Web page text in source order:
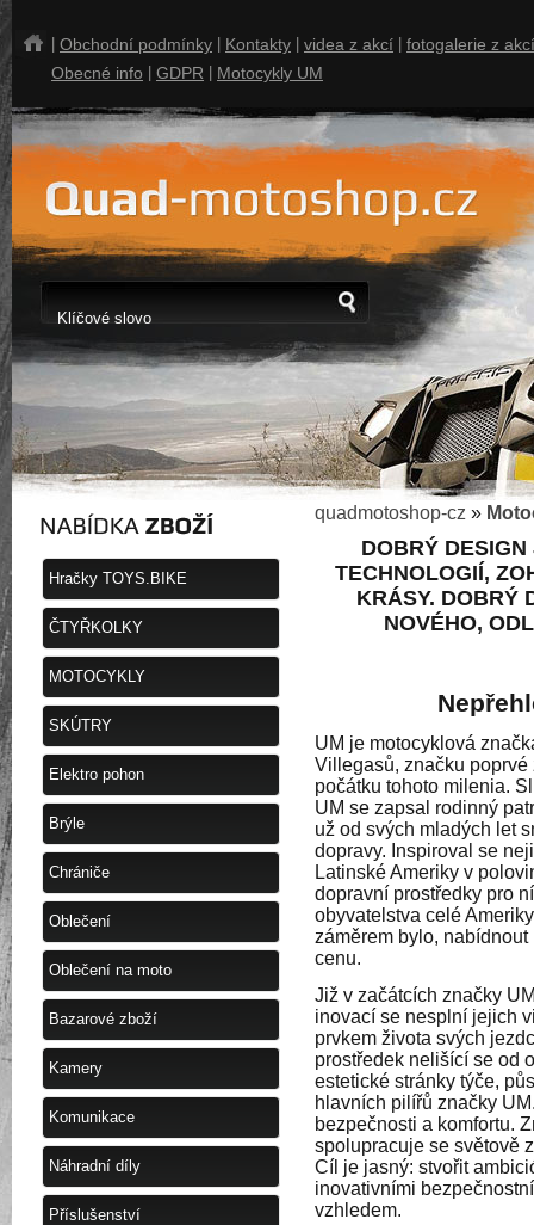
Obchodní podmínky Kontakty videa z akcí
fotogalerie z akcí
Obecné info
GDPR Motocykly UM
Hračky TOYS.BIKE
ČTYŘKOLKY
MOTOCYKLY
SKÚTRY
Elektro pohon
Brýle
Chrániče
Oblečení
Oblečení na moto
Bazarové zboží
Kamery
Komunikace
Náhradní díly
Příslušenství
quadmotoshop-cz »
DOBRÝ
TECHNOLOGIÍ,
KRÁSY. DOBRÝ
NOVÉHO,
UM je motocyklová
Villegasů, značku
počátku tohoto milenia.
UM se zapsal rodinný
už od svých mladých let
dopravy. Inspiroval se
Latinské Ameriky v
dopravní prostředky pro
obyvatelstva celé
záměrem bylo,
cenu.
Již v začátcích značky
inovací se nesplní jejich
prvkem života svých
prostředek nelišící se od
estetické stránky týče,
hlavních pilířů značky
bezpečnosti a komfortu.
spolupracuje se světově
Cíl je jasný: stvořit
inovativními
vzhledem.